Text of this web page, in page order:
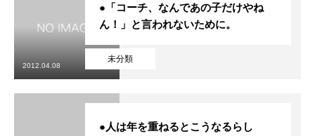
未分類
●「コーチ、なんであの子だけやね
ん！」と言われないために。
2012.04.08
●人は年を重ねるとこうなるらし